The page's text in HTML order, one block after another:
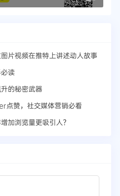
片视频在推特上讲述动人故事
读
的秘密武器
点赞，社交媒体营销必看
加浏览量更吸引人？